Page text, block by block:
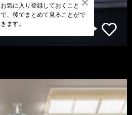
お気に入り登録しておくこと
で、後でまとめて見ることがで
きます。